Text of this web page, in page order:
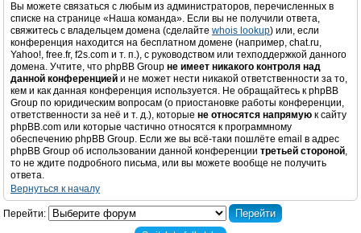
Вы можете связаться с любым из администраторов, перечисленных в
списке на странице «Наша команда». Если вы не получили ответа,
свяжитесь с владельцем домена (сделайте whois lookup) или, если
конференция находится на бесплатном домене (например, chat.ru,
Yahoo!, free.fr, f2s.com и т. п.), с руководством или техподдержкой данного
домена. Учтите, что phpBB Group не имеет никакого контроля над
данной конференцией и не может нести никакой ответственности за то,
кем и как данная конференция используется. Не обращайтесь к phpBB
Group по юридическим вопросам (о приостановке работы конференции,
ответственности за неё и т. д.), которые не относятся напрямую к сайту
phpBB.com или которые частично относятся к программному
обеспечению phpBB Group. Если же вы всё-таки пошлёте email в адрес
phpBB Group об использовании данной конференции третьей стороной,
то не ждите подробного письма, или вы можете вообще не получить
ответа.
Вернуться к началу
Перейти: